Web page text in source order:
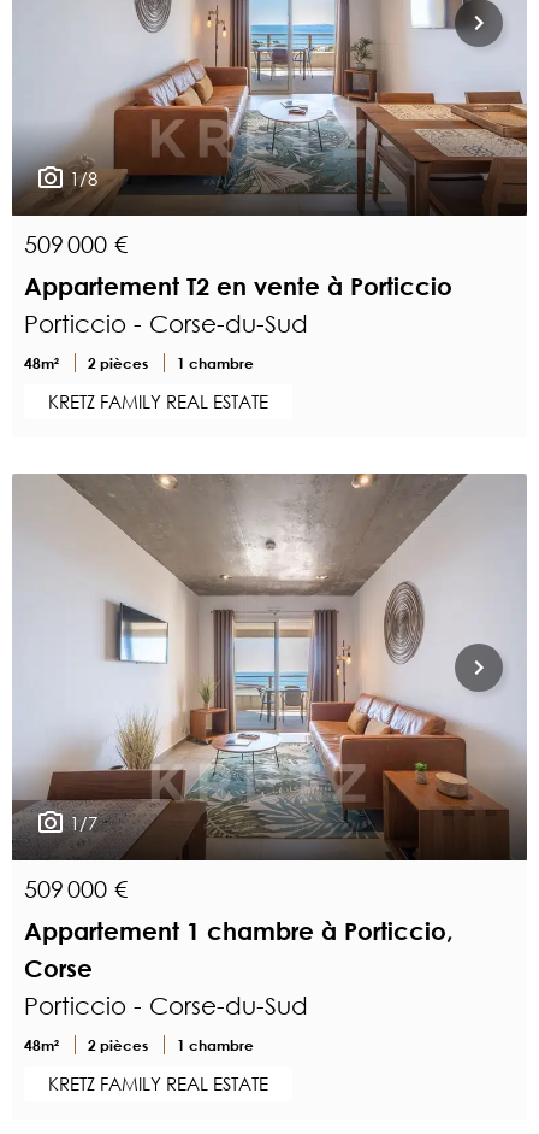
1/8
509 000 €
Appartement T2 en vente à Porticcio
Porticcio - Corse-du-Sud
48m² 2 pièces 1 chambre
KRETZ FAMILY REAL ESTATE
1/7
509 000 €
Appartement 1 chambre à Porticcio,
Corse
Porticcio - Corse-du-Sud
48m² 2 pièces 1 chambre
KRETZ FAMILY REAL ESTATE